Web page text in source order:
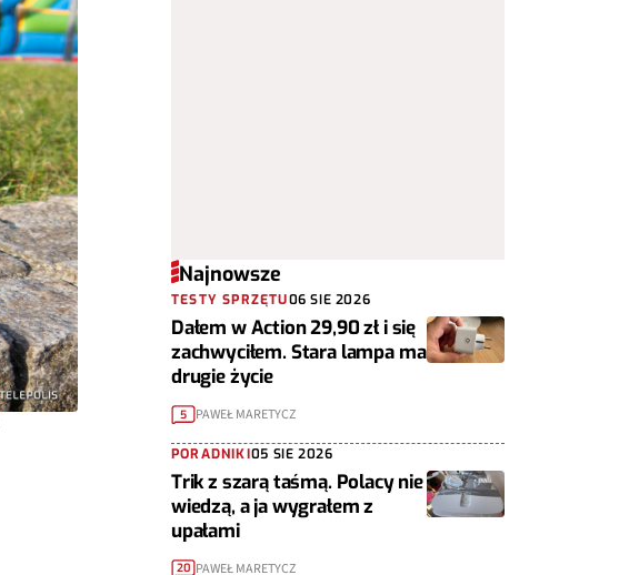
Najnowsze
TESTY SPRZĘTU06 SIE 2026
Dałem w Action 29,90 zł i się
zachwyciłem. Stara lampa ma
drugie życie
5 PAWEŁ MARETYCZ
PORADNIKI05 SIE 2026
Trik z szarą taśmą. Polacy nie
wiedzą, a ja wygrałem z
upałami
20 PAWEŁ MARETYCZ